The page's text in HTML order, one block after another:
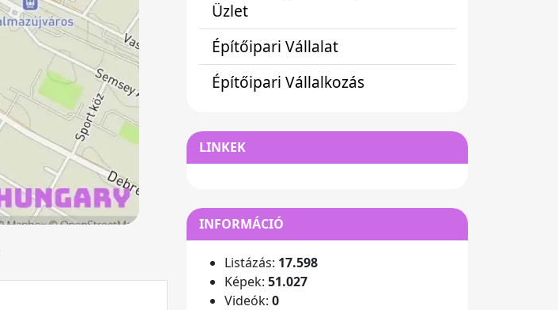
Üzlet
Építőipari Vállalat
Építőipari Vállalkozás
LINKEK
INFORMÁCIÓ
Listázás: 17.598
Képek: 51.027
Videók: 0